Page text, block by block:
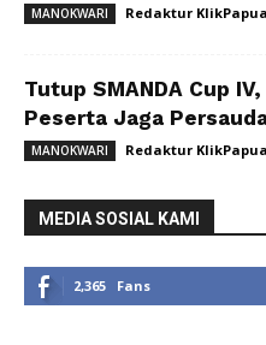
MANOKWARI Redaktur KlikPapua
Tutup SMANDA Cup
Peserta Jaga
MANOKWARI Redaktur KlikPapua
MEDIA SOSIAL KAMI
2,365 Fans